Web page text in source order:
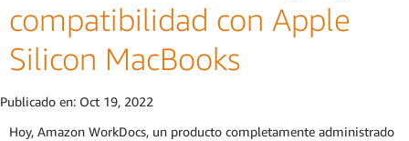
compatibilidad con Apple
Silicon MacBooks
Publicado en: Oct 19, 2022
Hoy, Amazon WorkDocs, un producto completamente administrado